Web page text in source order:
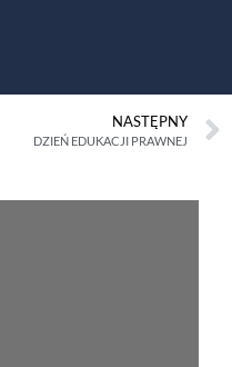
NASTĘPNY
DZIEŃ EDUKACJI PRAWNEJ